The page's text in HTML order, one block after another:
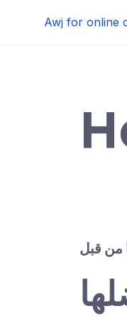
Awj for online
من قبل